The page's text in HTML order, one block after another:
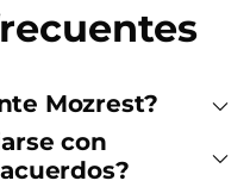
Mozrest?
con